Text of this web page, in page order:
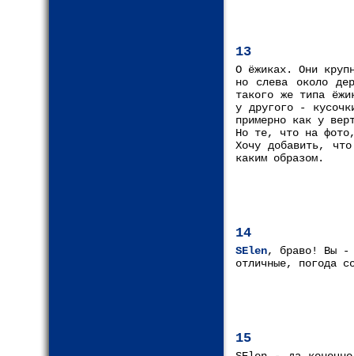
13
О ёжиках. Они
но слева около
такого же типа
у другого -
примерно как у
Но те, что на
Хочу добавить,
каким образом.
14
SElen, браво! Вы -
отличные, погода
15